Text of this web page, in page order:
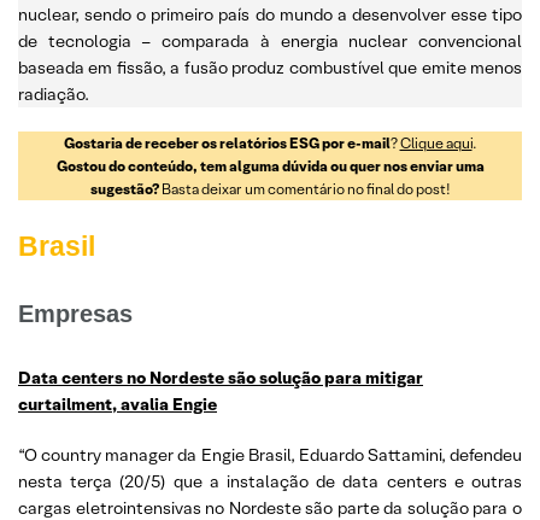
nuclear, sendo o primeiro país do mundo a desenvolver esse tipo
de tecnologia – comparada à energia nuclear convencional
baseada em fissão, a fusão produz combustível que emite menos
radiação.
Gostaria de receber os relatórios ESG por e-mail?Clique aqui.
Gostou do conteúdo, tem alguma dúvida ou quer nos enviar uma
sugestão?Basta deixar um comentário no final do post!
Brasil
Empresas
Data centers no Nordeste são solução para mitigar
curtailment, avalia Engie
“O country manager da Engie Brasil, Eduardo Sattamini, defendeu
nesta terça (20/5) que a instalação de data centers e outras
cargas eletrointensivas no Nordeste são parte da solução para o